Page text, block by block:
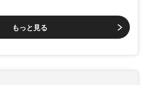
もっと見る